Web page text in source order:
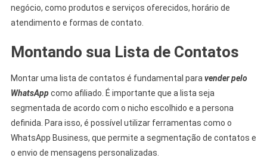
negócio, como produtos e serviços oferecidos, horário de
atendimento e formas de contato.
Montando sua Lista de Contatos
Montar uma lista de contatos é fundamental paravender pelo
WhatsApp como afiliado. É importante que a lista seja
segmentada de acordo com o nicho escolhido e a persona
definida. Para isso, é possível utilizar ferramentas como o
WhatsApp Business, que permite a segmentação de contatos e
o envio de mensagens personalizadas.